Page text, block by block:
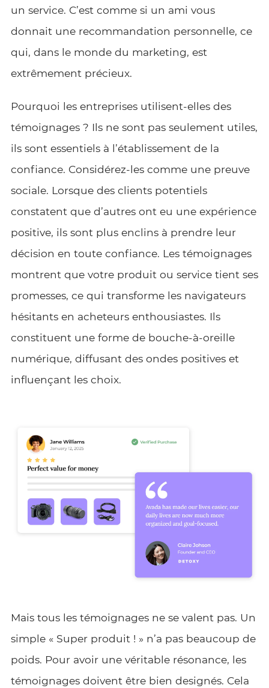
un service. C’est comme si un ami vous
donnait une recommandation personnelle, ce
qui, dans le monde du marketing, est
extrêmement précieux.
Pourquoi les entreprises utilisent-elles des
témoignages ? Ils ne sont pas seulement utiles,
ils sont essentiels à l’établissement de la
confiance. Considérez-les comme une preuve
sociale. Lorsque des clients potentiels
constatent que d’autres ont eu une expérience
positive, ils sont plus enclins à prendre leur
décision en toute confiance. Les témoignages
montrent que votre produit ou service tient ses
promesses, ce qui transforme les navigateurs
hésitants en acheteurs enthousiastes. Ils
constituent une forme de bouche-à-oreille
numérique, diffusant des ondes positives et
influençant les choix.
Mais tous les témoignages ne se valent pas. Un
simple « Super produit ! » n’a pas beaucoup de
poids. Pour avoir une véritable résonance, les
témoignages doivent être bien designés. Cela